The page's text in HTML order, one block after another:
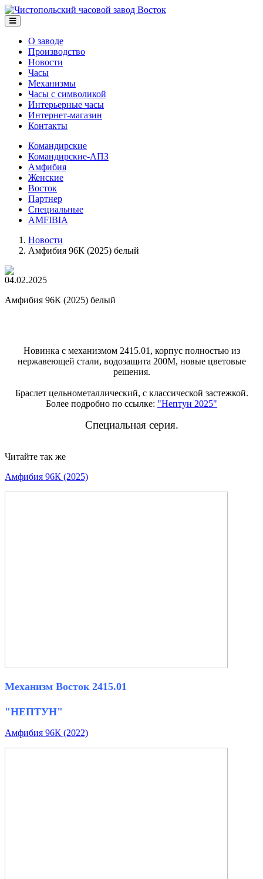
О заводе
Производство
Новости
Часы
Механизмы
Часы с символикой
Интерьерные часы
Интернет-магазин
Контакты
Командирские
Командирские-АПЗ
Амфибия
Женские
Восток
Партнер
Специальные
AMFIBIA
Новости
Амфибия 96К (2025) белый
04.02.2025
Амфибия 96К (2025) белый
Новинка с механизмом 2415.01, корпус полностью из
нержавеющей стали, водозащита 200М, новые цветовые
решения.
Браслет цельнометаллический, с классической застежкой.
Более подробно по ссылке: "Нептун 2025"
Специальная серия.
Читайте так же
Амфибия 96К (2025)
Механизм Восток 2415.01
"НЕПТУН"
Амфибия 96К (2022)